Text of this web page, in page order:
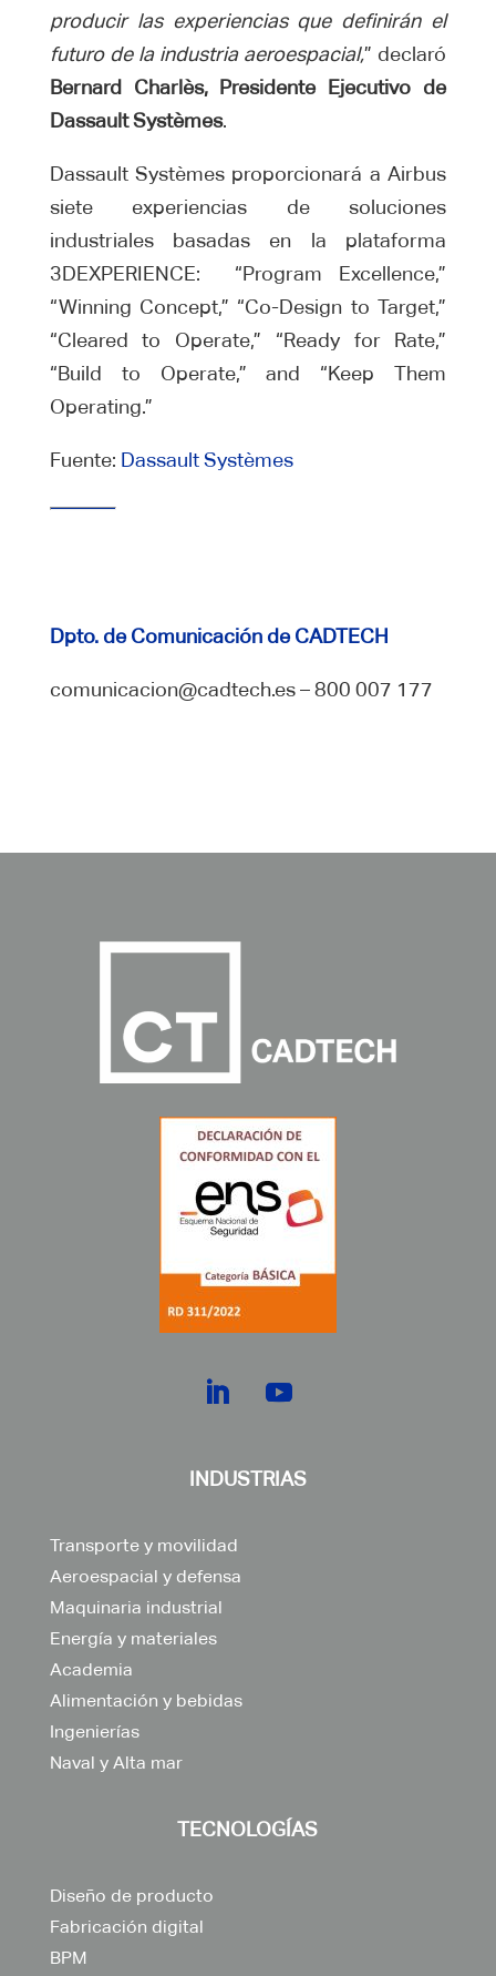
producir las experiencias que definirán el
futuro de la industria aeroespacial,” declaró
Bernard Charlès, Presidente Ejecutivo de
Dassault Systèmes.
Dassault Systèmes proporcionará a Airbus
siete experiencias de soluciones
industriales basadas en la plataforma
3DEXPERIENCE: “Program Excellence,”
“Winning Concept,” “Co-Design to Target,”
“Cleared to Operate,” “Ready for Rate,”
“Build to Operate,” and “Keep Them
Operating.”
Fuente: Dassault Systèmes
Dpto. de Comunicación de CADTECH
comunicacion@cadtech.es – 800 007 177
INDUSTRIAS
Transporte y movilidad
Aeroespacial y defensa
Maquinaria industrial
Energía y materiales
Academia
Alimentación y bebidas
Ingenierías
Naval y Alta mar
TECNOLOGÍAS
Diseño de producto
Fabricación digital
BPM